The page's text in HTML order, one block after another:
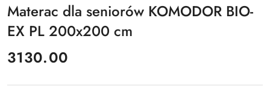
Materac dla seniorów KOMODOR BIO-
EX PL 200x200 cm
cena:
3130.00